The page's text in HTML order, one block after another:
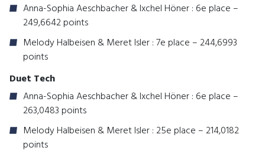
Anna-Sophia Aeschbacher & Ixchel Höner : 6e place –
249,6642 points
Melody Halbeisen & Meret Isler : 7e place – 244,6993
points
Duet Tech
Anna-Sophia Aeschbacher & Ixchel Höner : 6e place –
263,0483 points
Melody Halbeisen & Meret Isler : 25e place – 214,0182
points